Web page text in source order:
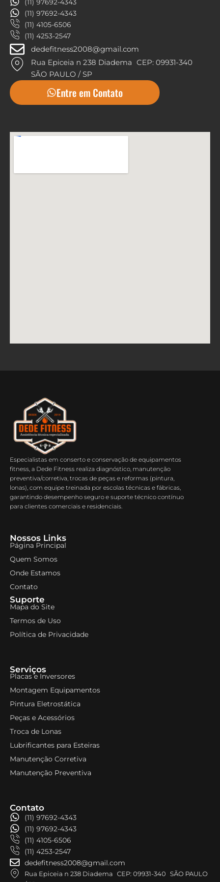
(11) 97692-4343
(11) 97692-4343
(11) 4105-6506
(11) 4253-2547
dedefitness2008@gmail.com
Rua Epiceia n 238 Diadema CEP: 09931-340
SÃO PAULO / SP
Entre em Contato
Especialistas em conserto e conservação de equipamentos
fitness, a Dede Fitness realiza diagnóstico, manutenção
preventiva/corretiva, trocas de peças e reformas (pintura,
lonas), com equipe treinada por escolas técnicas e fábricas,
garantindo desempenho seguro e suporte técnico contínuo
para clientes comerciais e residenciais.
Nossos Links
Página Principal
Quem Somos
Onde Estamos
Contato
Suporte
Mapa do Site
Termos de Uso
Política de Privacidade
Serviços
Placas e Inversores
Montagem Equipamentos
Pintura Eletrostática
Peças e Acessórios
Troca de Lonas
Lubrificantes para Esteiras
Manutenção Corretiva
Manutenção Preventiva
Contato
(11) 97692-4343
(11) 97692-4343
(11) 4105-6506
(11) 4253-2547
dedefitness2008@gmail.com
Rua Epiceia n 238 Diadema CEP: 09931-340 SÃO PAULO